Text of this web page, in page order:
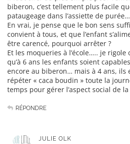
biberon, c’est tellement plus facile
pataugeage dans l’assiette de purée…
En vrai, je pense que le bon sens
convient à tous, et que l’enfant
être carencé, pourquoi arrêter ?
Et les moqueries à l’école….. je
qu’à 6 ans les enfants soient
encore au biberon… mais à 4 ans, ils
répéter « caca boudin » toute la
temps pour gérer l’aspect social de
RÉPONDRE
JULIE OLK